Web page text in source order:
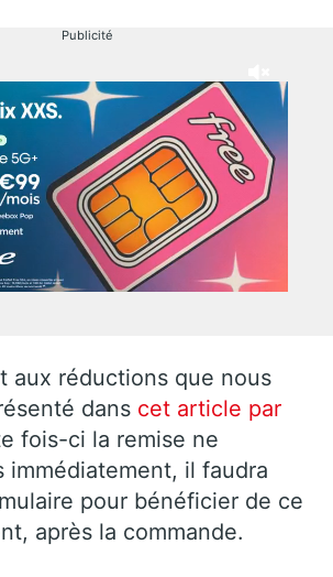
Publicité
aux réductions que nous
dans cet article par
fois-ci la remise ne
immédiatement, il faudra
pour bénéficier de ce
après la commande.